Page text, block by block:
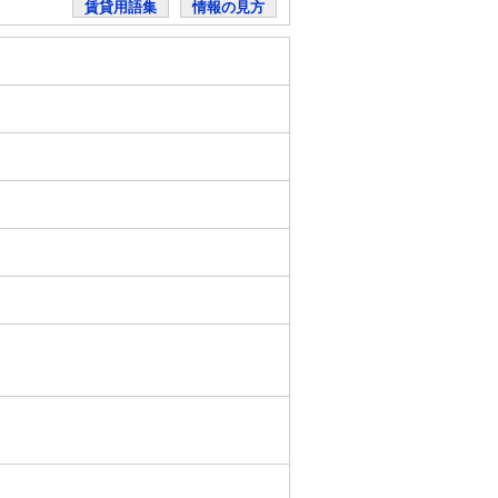
賃貸用語集 情報の見方